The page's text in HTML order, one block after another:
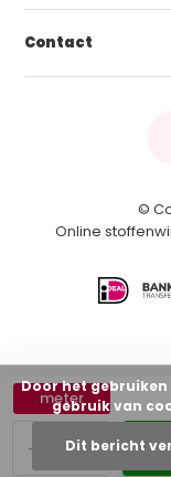
+
-
meter
Contact
©
Online
Door het
gebruik van
Dit bericht